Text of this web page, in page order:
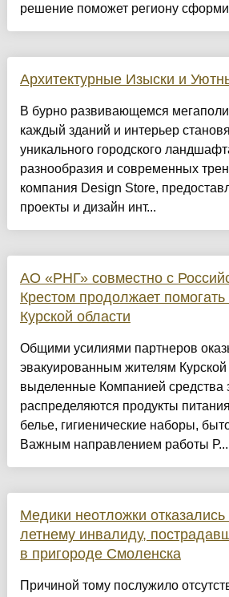
решение поможет региону
Архитектурные Изыски и
​В бурно развивающемся
каждый зданий и интерьер
уникального городского
разнообразия и современных
компания Design Store,
проекты и дизайн инт...
АО «РНГ» совместно с
Крестом продолжает
Курской области
Общими усилиями партнеров
эвакуированным жителям Курской
выделенные Компанией средства
распределяются продукты
белье, гигиенические наборы,
Важным направлением работы Р...
Медики неотложки отказались
летнему инвалиду,
в пригороде Смоленска
Причиной тому послужило